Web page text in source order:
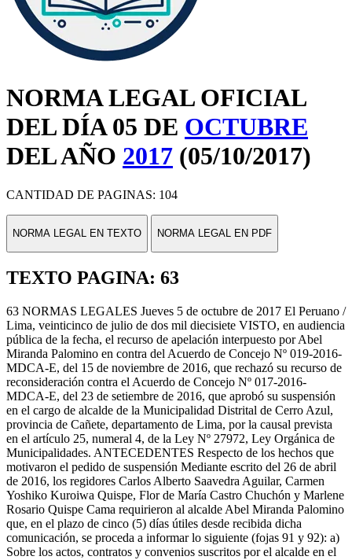
NORMA LEGAL OFICIAL
DEL DÍA 05 DE OCTUBRE
DEL AÑO 2017 (05/10/2017)
CANTIDAD DE PAGINAS: 104
NORMA LEGAL EN TEXTO NORMA LEGAL EN PDF
TEXTO PAGINA: 63
63 NORMAS LEGALES Jueves 5 de octubre de 2017 El Peruano /
Lima, veinticinco de julio de dos mil diecisiete VISTO, en audiencia
pública de la fecha, el recurso de apelación interpuesto por Abel
Miranda Palomino en contra del Acuerdo de Concejo Nº 019-2016-
MDCA-E, del 15 de noviembre de 2016, que rechazó su recurso de
reconsideración contra el Acuerdo de Concejo Nº 017-2016-
MDCA-E, del 23 de setiembre de 2016, que aprobó su suspensión
en el cargo de alcalde de la Municipalidad Distrital de Cerro Azul,
provincia de Cañete, departamento de Lima, por la causal prevista
en el artículo 25, numeral 4, de la Ley Nº 27972, Ley Orgánica de
Municipalidades. ANTECEDENTES Respecto de los hechos que
motivaron el pedido de suspensión Mediante escrito del 26 de abril
de 2016, los regidores Carlos Alberto Saavedra Aguilar, Carmen
Yoshiko Kuroiwa Quispe, Flor de María Castro Chuchón y Marlene
Rosario Quispe Cama requirieron al alcalde Abel Miranda Palomino
que, en el plazo de cinco (5) días útiles desde recibida dicha
comunicación, se proceda a informar lo siguiente (fojas 91 y 92): a)
Sobre los actos, contratos y convenios suscritos por el alcalde en el